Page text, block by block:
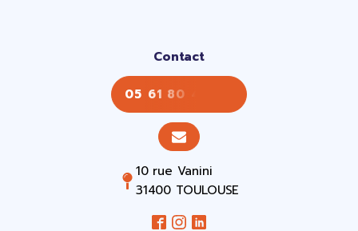
Contact
05 61 80 43 43
10 rue Vanini
31400 TOULOUSE